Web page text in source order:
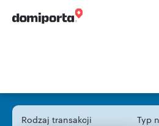
Rodzaj transakcji Typ